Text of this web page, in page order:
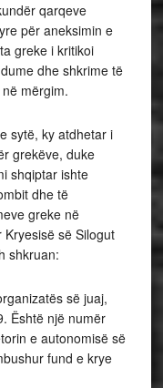
qarqeve
për aneksimin e
greke i kritikoi
dhe shkrime të
mërgim.
ky atdhetar i
grekëve, duke
shqiptar ishte
dhe të
greke në
së Silogut
shkruan:
së juaj,
Është një numër
e autonomisë së
fund e krye